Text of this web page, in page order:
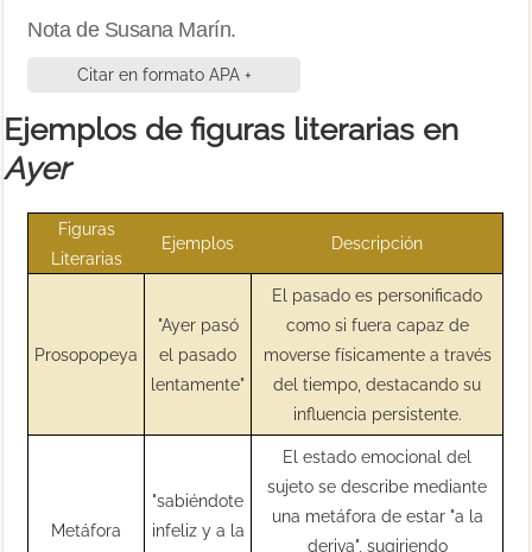
Nota de Susana Marín.
Citar en formato APA +
Ejemplos de figuras literarias en
Ayer
Figuras
Literarias
Ejemplos Descripción
Prosopopeya
"Ayer pasó
el pasado
lentamente"
El pasado es personificado
como si fuera capaz de
moverse físicamente a través
del tiempo, destacando su
influencia persistente.
Metáfora
"sabiéndote
infeliz y a la
El estado emocional del
sujeto se describe mediante
una metáfora de estar "a la
deriva", sugiriendo